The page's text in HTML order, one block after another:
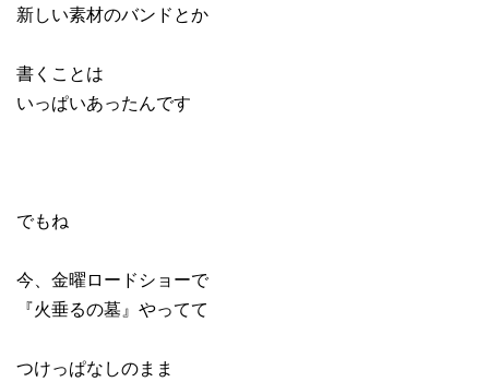
新しい素材のバンドとか
書くことは
いっぱいあったんです
でもね
今、金曜ロードショーで
『火垂るの墓』やってて
つけっぱなしのまま